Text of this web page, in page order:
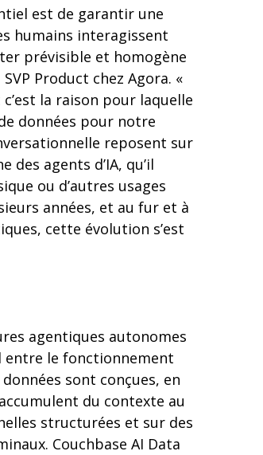
est de garantir une
humains interagissent
prévisible et homogène
Product chez Agora. «
la raison pour laquelle
données pour notre
reposent sur
agents d’IA, qu’il
ou d’autres usages
années, et au fur et à
cette évolution s’est
agentiques autonomes
entre le fonctionnement
sont conçues, en
du contexte au
structurées et sur des
Couchbase AI Data